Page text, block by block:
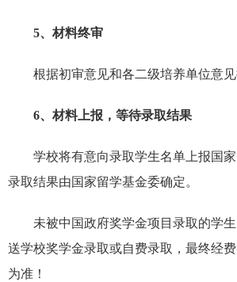
5、材料终审
根据初审意见和各二级培养单位意见
6、材料上报，等待录取结果
学校将有意向录取学生名单上报国
录取结果由国家留学基金委确定。
未被中国政府奖学金项目录取的学
送学校奖学金录取或自费录取，最终经
为准！